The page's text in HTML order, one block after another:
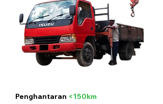
Penghantaran <150km